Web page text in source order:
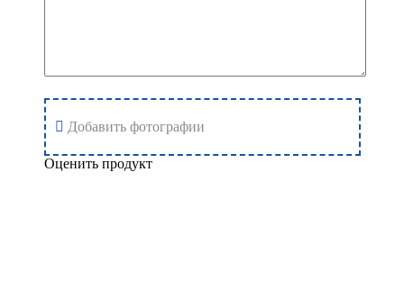
Добавить фотографии
Оценить продукт